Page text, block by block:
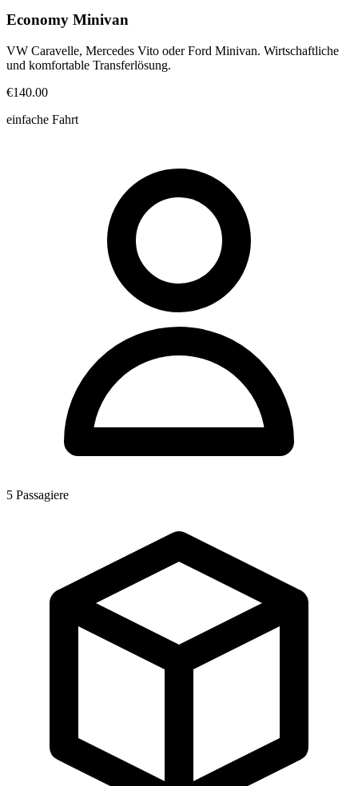
Economy Minivan
VW Caravelle, Mercedes Vito oder Ford Minivan. Wirtschaftliche
und komfortable Transferlösung.
€140.00
einfache Fahrt
5 Passagiere